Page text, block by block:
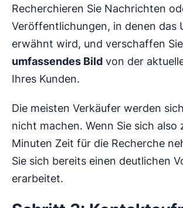
Recherchieren Sie Nachrichten
Veröffentlichungen, in denen das
erwähnt wird, und verschaffen
umfassendes Bild von der
Ihres Kunden.
Die meisten Verkäufer werden
nicht machen. Wenn Sie sich also
Minuten Zeit für die Recherche
Sie sich bereits einen deutlichen
erarbeitet.